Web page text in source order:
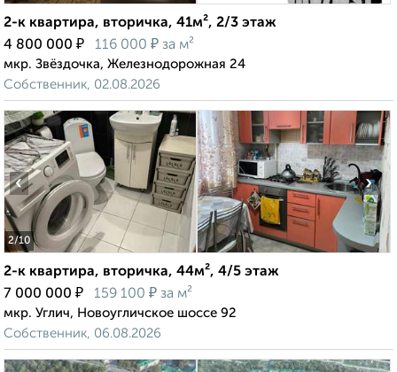
2-к квартира, вторичка, 41м², 2/3 этаж
4 800 000 ₽ 116 000 ₽ за м²
мкр. Звёздочка, Железнодорожная 24
Собственник, 02.08.2026
2/10
‹ ›
2-к квартира, вторичка, 44м², 4/5 этаж
7 000 000 ₽ 159 100 ₽ за м²
мкр. Углич, Новоугличское шоссе 92
Собственник, 06.08.2026